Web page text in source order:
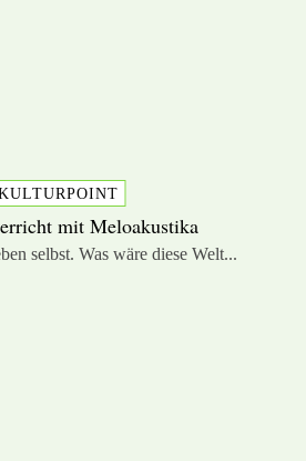
mit Meloakustika
selbst. Was wäre diese Welt...